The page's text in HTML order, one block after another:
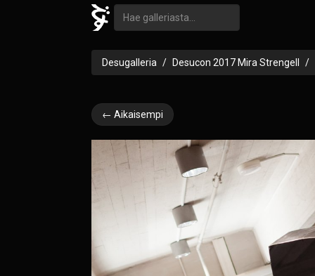
Desugalleria Desucon 2017 Mira Strengell
← Aikaisempi